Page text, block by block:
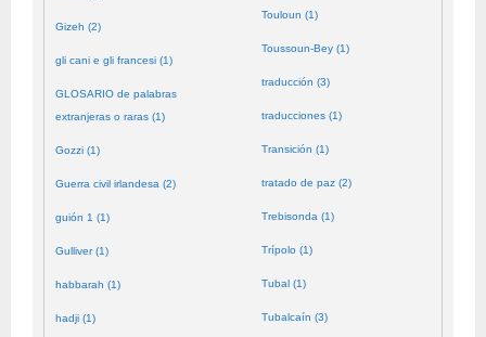
Gizeh (2)
gli cani e gli francesi (1)
GLOSARIO de palabras
extranjeras o raras (1)
Gozzi (1)
Guerra civil irlandesa (2)
guión 1 (1)
Gulliver (1)
habbarah (1)
hadji (1)
Touloun (1)
Toussoun-Bey (1)
traducción (3)
traducciones (1)
Transición (1)
tratado de paz (2)
Trebisonda (1)
Trípolo (1)
Tubal (1)
Tubalcaín (3)